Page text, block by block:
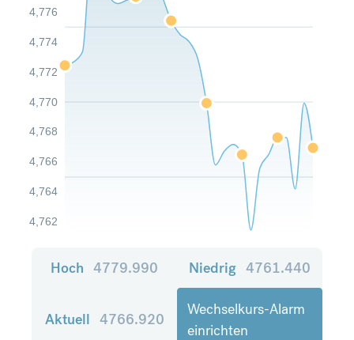
4,762
4,764
4,766
4,768
4,770
4,772
4,774
4,776
Hoch 4779.990 Niedrig 4761.440
Aktuell 4766.920
Wechselkurs-Alarm
einrichten